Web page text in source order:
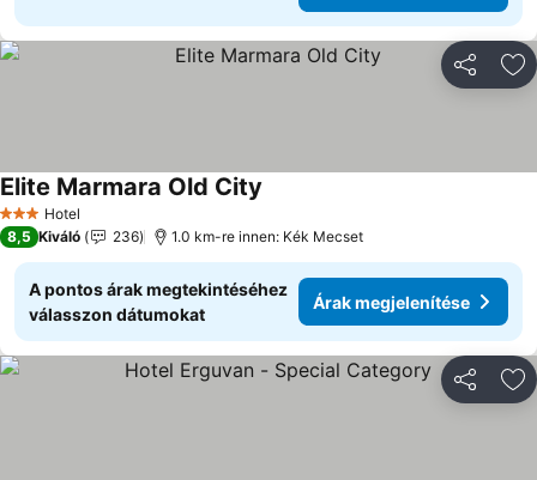
3 Kategória
Hotel
Elite Marmara Old City
8,5 Kiváló 236 1.0 km-re innen: Kék Mecset
A pontos árak megtekintéséhez
válasszon dátumokat
Árak megjelenítése